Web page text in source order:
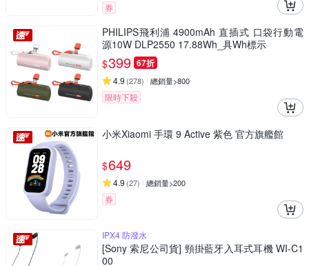
券
PHILIPS飛利浦 4900mAh 直插式 口袋行動電
源10W DLP2550 17.88Wh_具Wh標示
$399 67折
4.9 (278) 總銷量>800
限時下殺
小米Xiaomi 手環 9 Active 紫色 官方旗艦館
$649
4.9 (27) 總銷量>200
券
IPX4 防潑水
[Sony 索尼公司貨] 頸掛藍牙入耳式耳機 WI-C1
00